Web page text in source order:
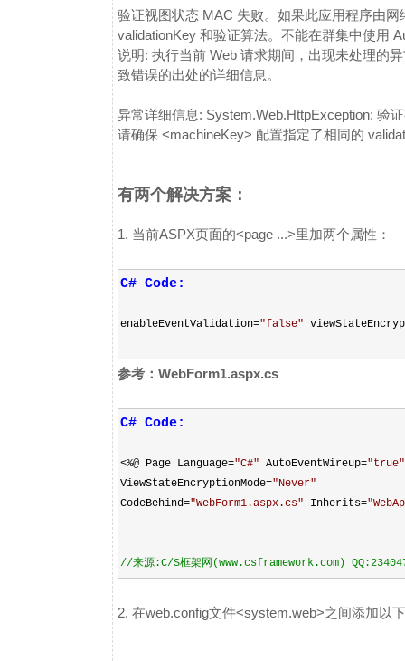
验证视图状态 MAC 失败。如果此应用程序由
validationKey 和验证算法。不能在群集中使用
说明: 执行当前 Web 请求期间，出现未处理的
致错误的出处的详细信息。
异常详细信息: System.Web.HttpException: 验
请确保 <machineKey> 配置指定了相同的
有两个解决方案：
1. 当前ASPX页面的<page ...>里加两个属性：
C# Code:
enableEventValidation="false"
参考：WebForm1.aspx.cs
C# Code:
<%@ Page Language="C#" AutoEventWireup="true"
ViewStateEncryptionMode="Never"
CodeBehind="WebForm1.aspx.cs" Inherits="
//来源:C/S框架网(www.csframework.com)
2. 在web.config文件<system.web>之间添加以